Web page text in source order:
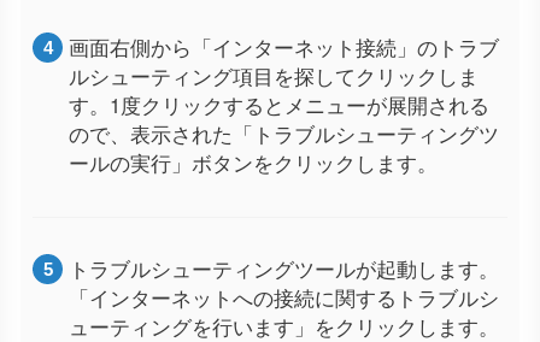
画面右側から「インターネット接続」のトラブ
ルシューティング項目を探してクリックしま
す。1度クリックするとメニューが展開される
ので、表示された「トラブルシューティングツ
ールの実行」ボタンをクリックします。
トラブルシューティングツールが起動します。
「インターネットへの接続に関するトラブルシ
ューティングを行います」をクリックします。